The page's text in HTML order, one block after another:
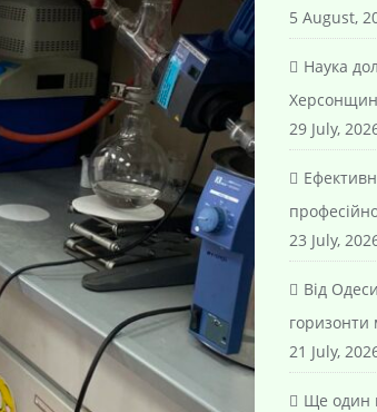
5 August,
Наука
29 July,
23 July,
Від
горизонти
21 July,
Ще один